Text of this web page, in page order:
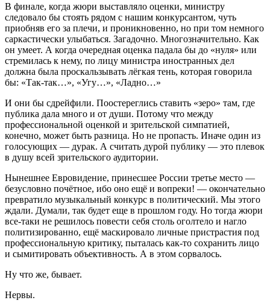
В финале, когда жюри выставляло оценки, министру
следовало бы стоять рядом с нашим конкурсантом, чуть
приобняв его за плечи, и проникновенно, но при том немного
саркастически улыбаться. Загадочно. Многозначительно. Как
он умеет. А когда очередная оценка падала бы до «нуля» или
стремилась к нему, по лицу министра иностранных дел
должна была проскальзывать лёгкая тень, которая говорила
бы: «Так-так…», «Угу…», «Ладно…»
И они бы сдрейфили. Поостереглись ставить «зеро» там, где
публика дала много и от души. Потому что между
профессиональной оценкой и зрительской симпатией,
конечно, может быть разница. Но не пропасть. Иначе один из
голосующих — дурак. А считать дурой публику — это плевок
в душу всей зрительского аудитории.
Нынешнее Евровидение, принесшее России третье место —
безусловно почётное, ибо оно ещё и вопреки! — окончательно
превратило музыкальный конкурс в политический. Мы этого
ждали. Думали, так будет еще в прошлом году. Но тогда жюри
все-таки не решилось повести себя столь оголтело и нагло
политизированно, ещё маскировало личные пристрастия под
профессиональную критику, пыталась как-то сохранить лицо
и сымитировать объективность. А в этом сорвалось.
Ну что же, бывает.
Нервы.